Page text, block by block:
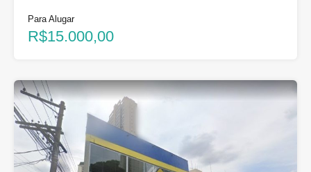
Para Alugar
R$15.000,00